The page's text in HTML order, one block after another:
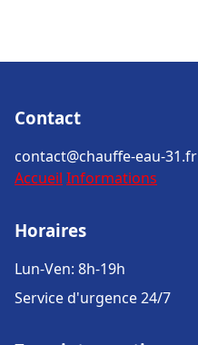
Contact
contact@chauffe-eau-31.fr
Accueil Informations
Horaires
Lun-Ven: 8h-19h
Service d'urgence 24/7